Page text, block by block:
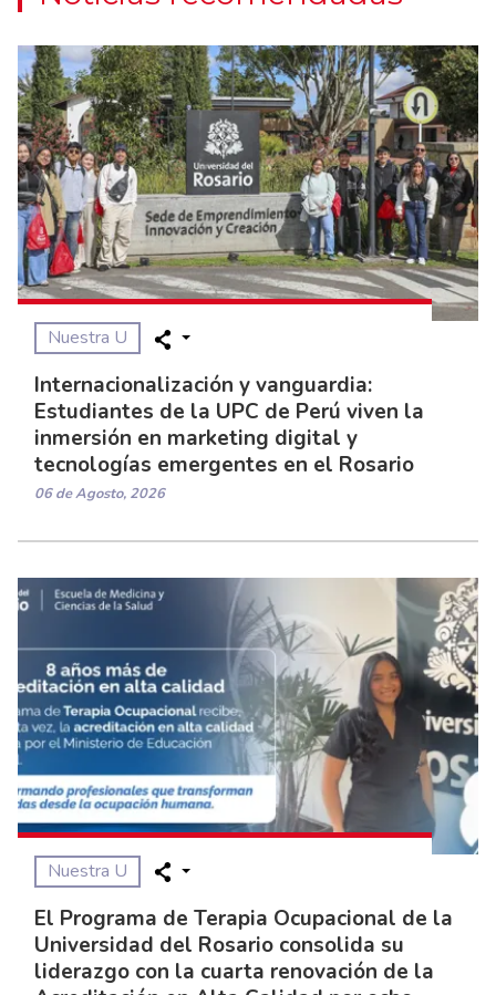
Nuestra U
Internacionalización y vanguardia:
Estudiantes de la UPC de Perú viven la
inmersión en marketing digital y
tecnologías emergentes en el Rosario
06 de Agosto, 2026
Nuestra U
El Programa de Terapia Ocupacional de la
Universidad del Rosario consolida su
liderazgo con la cuarta renovación de la